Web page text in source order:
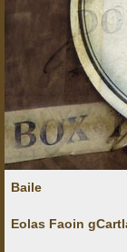
Baile
Eolas Faoin